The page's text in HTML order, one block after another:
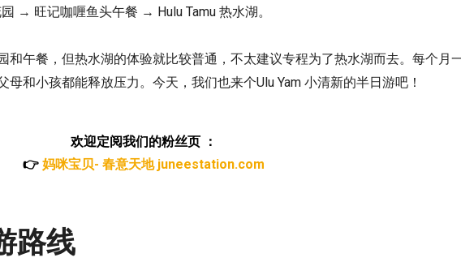
→ 旺记咖喱鱼头午餐 → Hulu Tamu 热水湖。
和午餐，但热水湖的体验就比较普通，不太建议专程为了热水湖而去。每个月
和小孩都能释放压力。今天，我们也来个Ulu Yam 小清新的半日游吧！
欢迎定阅我们的粉丝页 ：
👉 妈咪宝贝- 春意天地 juneestation.com
路线